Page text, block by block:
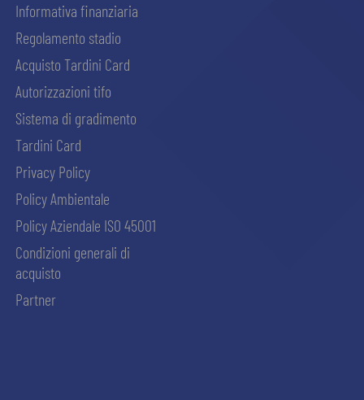
Informativa finanziaria
Regolamento stadio
Acquisto Tardini Card
Autorizzazioni tifo
Sistema di gradimento
Tardini Card
Privacy Policy
Policy Ambientale
Policy Aziendale ISO 45001
Condizioni generali di
acquisto
Partner